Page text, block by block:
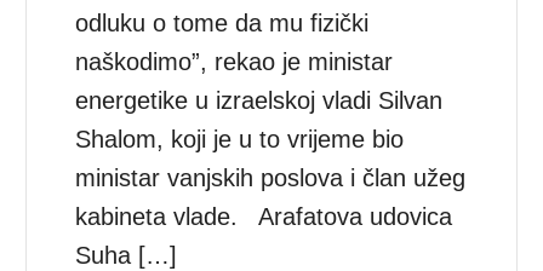
odluku o tome da mu fizički
naškodimo”, rekao je ministar
energetike u izraelskoj vladi Silvan
Shalom, koji je u to vrijeme bio
ministar vanjskih poslova i član užeg
kabineta vlade. Arafatova udovica
Suha […]